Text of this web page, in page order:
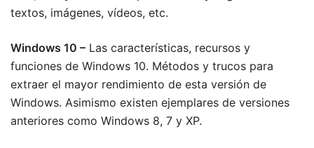
textos, imágenes, vídeos, etc.
Windows 10 – Las características, recursos y
funciones de Windows 10. Métodos y trucos para
extraer el mayor rendimiento de esta versión de
Windows. Asimismo existen ejemplares de versiones
anteriores como Windows 8, 7 y XP.